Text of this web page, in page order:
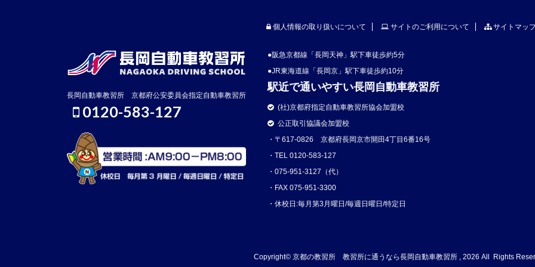
行（高速等・2時間） 危険予測
ﾃﾞｨ ...
委員会から初心運転者講習通知
（７時間） 受講料金（法
個人情報の取り扱いについて サイトのご利用について サイトマッ
●阪急京都線「長岡天神」駅下車徒歩約5分
●JR東海道線「長岡京」駅下車徒歩約10分
駅近で通いやすい長岡自動車教習所
(社)京都府指定自動車教習所協会加盟校
公正取引協議会加盟校
・〒617-0826 京都府長岡京市開田4丁目6番16号
・TEL 0120-583-127
・075-951-3127（代）
・FAX 075-951-3300
・休校日:毎月第3月曜日/毎週日曜日/特定日
長岡自動車教習所 京都府公安委員会指定自動車教習所
0120-583-127
Copyright© 京都の教習所 教習所に通うなら長岡自動車教習所 , 2026 All Rights